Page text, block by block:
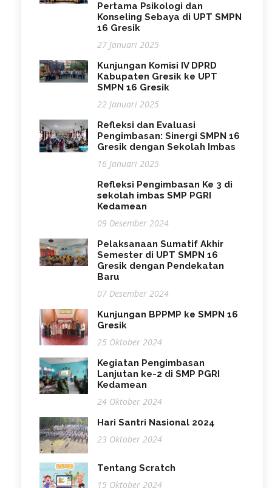
Pertama Psikologi dan
Konseling Sebaya di UPT SMPN
16 Gresik
27 Januari 2025
Kunjungan Komisi IV DPRD
Kabupaten Gresik ke UPT
SMPN 16 Gresik
22 Januari 2025
Refleksi dan Evaluasi
Pengimbasan: Sinergi SMPN 16
Gresik dengan Sekolah Imbas
16 Januari 2025
Refleksi Pengimbasan Ke 3 di
sekolah imbas SMP PGRI
Kedamean
09 Desember 2024
Pelaksanaan Sumatif Akhir
Semester di UPT SMPN 16
Gresik dengan Pendekatan
Baru
07 Desember 2024
Kunjungan BPPMP ke SMPN 16
Gresik
25 Oktober 2024
Kegiatan Pengimbasan
Lanjutan ke-2 di SMP PGRI
Kedamean
24 Oktober 2024
Hari Santri Nasional 2024
23 Oktober 2024
Tentang Scratch
15 Oktober 2024